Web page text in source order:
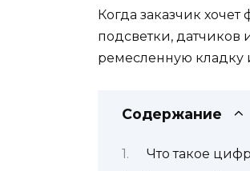
Когда заказчик
подсветки, датчиков
ремесленную кладку
Содержание
Что такое